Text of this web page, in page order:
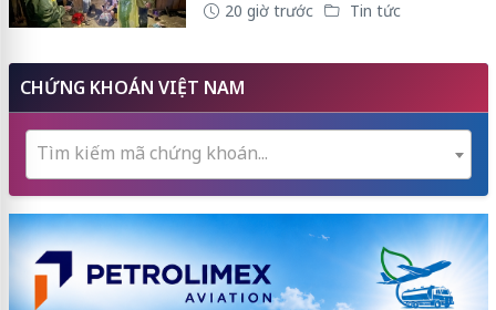
20 giờ trước Tin tức
CHỨNG KHOÁN VIỆT NAM
Tìm kiếm mã chứng khoán...